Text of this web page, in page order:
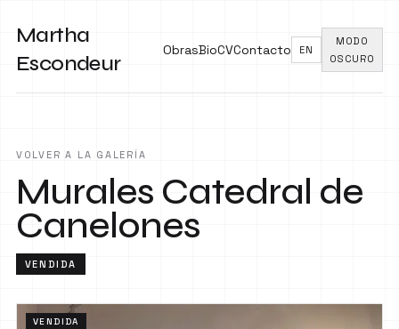
Martha
Escondeur
ObrasBioCVContacto EN
MODO
OSCURO
VOLVER A LA GALERÍA
Murales Catedral de
Canelones
VENDIDA
VENDIDA